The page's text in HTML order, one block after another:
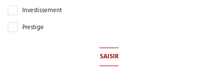
Investissement
Prestige
SAISIR